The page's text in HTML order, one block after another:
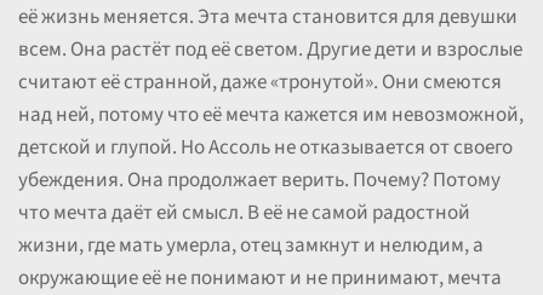
её жизнь меняется. Эта мечта становится для девушки
всем. Она растёт под её светом. Другие дети и взрослые
считают её странной, даже «тронутой». Они смеются
над ней, потому что её мечта кажется им невозможной,
детской и глупой. Но Ассоль не отказывается от своего
убеждения. Она продолжает верить. Почему? Потому
что мечта даёт ей смысл. В её не самой радостной
жизни, где мать умерла, отец замкнут и нелюдим, а
окружающие её не понимают и не принимают, мечта